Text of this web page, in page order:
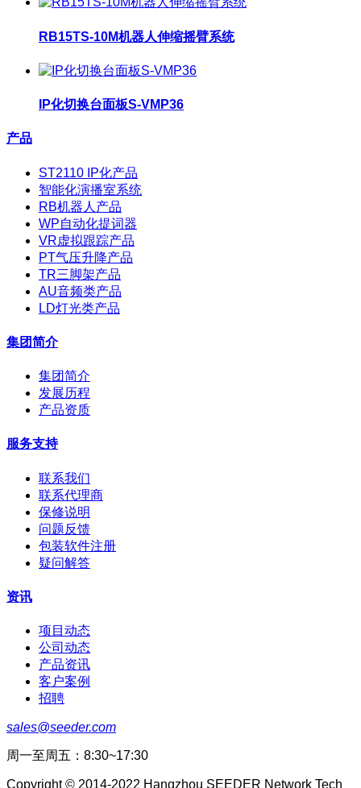
RB15TS-10M机器人伸缩摇臂系统
IP化切换台面板S-VMP36
产品
ST2110 IP化产品
智能化演播室系统
RB机器人产品
WP自动化提词器
VR虚拟跟踪产品
PT气压升降产品
TR三脚架产品
AU音频类产品
LD灯光类产品
集团简介
集团简介
发展历程
产品资质
服务支持
联系我们
联系代理商
保修说明
问题反馈
包装软件注册
疑问解答
资讯
项目动态
公司动态
产品资讯
客户案例
招聘
sales@seeder.com
周一至周五：8:30~17:30
Copyright © 2014-2022 Hangzhou SEEDER Network Tech